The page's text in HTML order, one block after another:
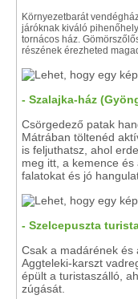
Környezetbarát
járóknak kiváló
tornácos ház.
részének érezheted
- Szalajka-ház
Csörgedező patak
Mátrában töltenéd
is feljuthatsz, ahol
meg itt, a kemence
falatokat és jó
- Szelcepuszta
Csak a madárének és
Aggteleki-karszt
épült a turistaszálló,
zúgását.